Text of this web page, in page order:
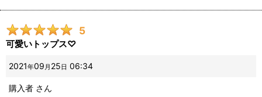
5
可愛いトップス♡
2021年09 月 25日 06:34
購入者 さん